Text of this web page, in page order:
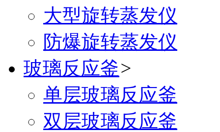
大型旋转蒸发仪
防爆旋转蒸发仪
玻璃反应釜>
单层玻璃反应釜
双层玻璃反应釜